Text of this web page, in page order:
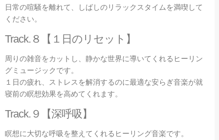
日常の喧騒を離れて、しばしのリラックスタイムを満喫して
ください。
Track. ８【１日のリセット】
周りの雑音をカットし、静かな世界に導いてくれるヒーリン
グミュージックです。
１日の疲れ、ストレスを解消するのに最適な安らぎ音楽が就
寝前の瞑想効果を高めてくれます。
Track. ９【深呼吸】
瞑想に大切な呼吸を整えてくれるヒーリング音楽です。